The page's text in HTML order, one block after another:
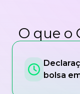
O que o
bolsa